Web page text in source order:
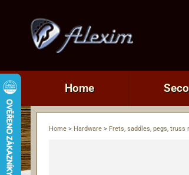
Home
Home > Hardware > Frets, saddles, pegs, truss